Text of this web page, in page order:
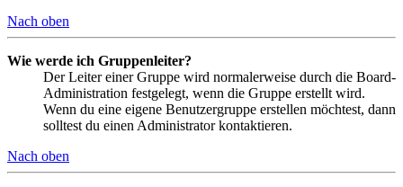
Nach oben
Wie werde ich Gruppenleiter?
Der Leiter einer Gruppe wird normalerweise durch die Board-
Administration festgelegt, wenn die Gruppe erstellt wird.
Wenn du eine eigene Benutzergruppe erstellen möchtest, dann
solltest du einen Administrator kontaktieren.
Nach oben